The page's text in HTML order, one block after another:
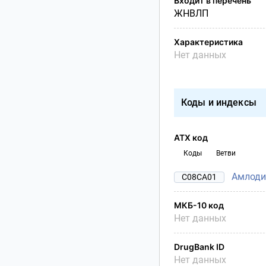
ЖНВЛП
Характеристика
Нет данных
Коды и индексы
АТХ код
Коды Ветви
C08CA01
МКБ-10 код
Нет данных
DrugBank ID
Нет данных